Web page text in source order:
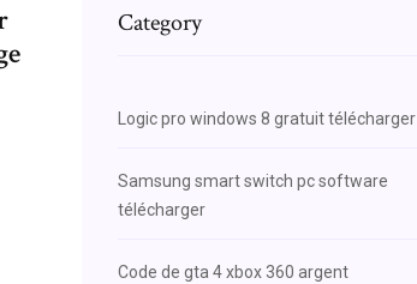
Category
Logic pro windows 8 gratuit télécharger
Samsung smart switch pc software
télécharger
Code de gta 4 xbox 360 argent